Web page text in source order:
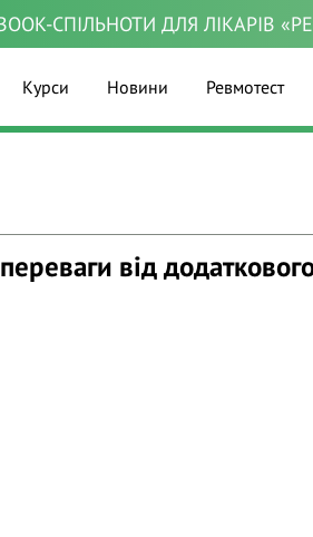
СПІЛЬНОТИ ДЛЯ ЛІКАРІВ
Курси Новини Ревмотест
від